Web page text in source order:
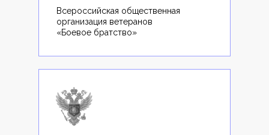
Всероссийская общественная
организация ветеранов
«Боевое братство»